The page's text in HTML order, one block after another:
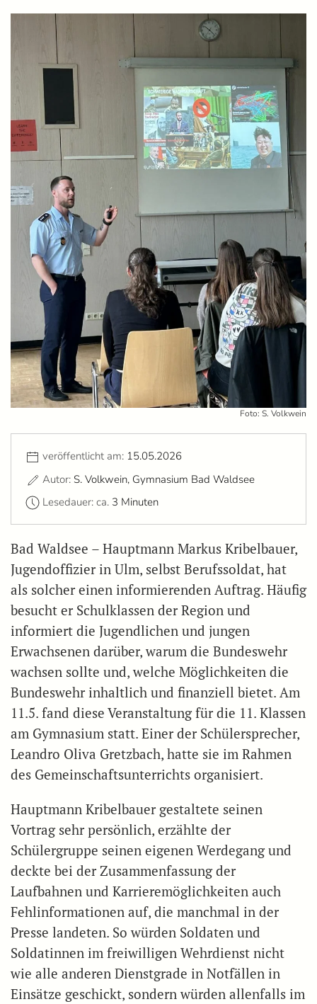
Foto: S. Volkwein
veröffentlicht am: 15.05.2026
Autor: S. Volkwein, Gymnasium Bad Waldsee
Lesedauer: ca. 3 Minuten
Bad Waldsee – Hauptmann Markus Kribelbauer,
Jugendoffizier in Ulm, selbst Berufssoldat, hat
als solcher einen informierenden Auftrag. Häufig
besucht er Schulklassen der Region und
informiert die Jugendlichen und jungen
Erwachsenen darüber, warum die Bundeswehr
wachsen sollte und, welche Möglichkeiten die
Bundeswehr inhaltlich und finanziell bietet. Am
11.5. fand diese Veranstaltung für die 11. Klassen
am Gymnasium statt. Einer der Schülersprecher,
Leandro Oliva Gretzbach, hatte sie im Rahmen
des Gemeinschaftsunterrichts organisiert.
Hauptmann Kribelbauer gestaltete seinen
Vortrag sehr persönlich, erzählte der
Schülergruppe seinen eigenen Werdegang und
deckte bei der Zusammenfassung der
Laufbahnen und Karrieremöglichkeiten auch
Fehlinformationen auf, die manchmal in der
Presse landeten. So würden Soldaten und
Soldatinnen im freiwilligen Wehrdienst nicht
wie alle anderen Dienstgrade in Notfällen in
Einsätze geschickt, sondern würden allenfalls im